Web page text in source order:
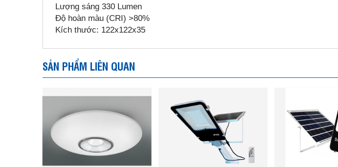
Lượng sáng 330 Lumen
Độ hoàn màu (CRI) >80%
Kích thước: 122x122x35
SẢN PHẨM LIÊN QUAN